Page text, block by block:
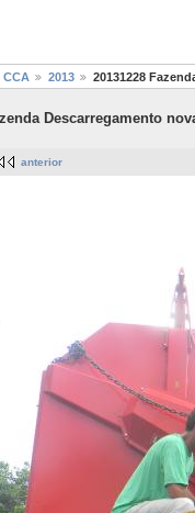
2013 20131228
Descarregamento
anterior